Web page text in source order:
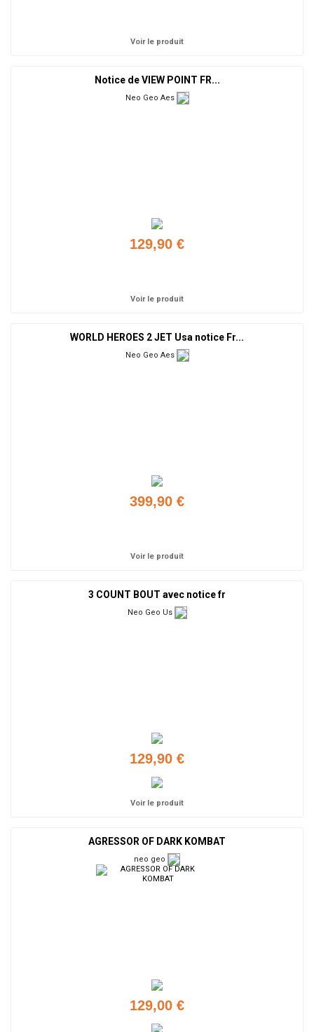
Voir le produit
Notice de VIEW POINT FR...
Neo Geo Aes
129,90 €
Voir le produit
WORLD HEROES 2 JET Usa notice Fr...
Neo Geo Aes
399,90 €
Voir le produit
3 COUNT BOUT avec notice fr
Neo Geo Us
129,90 €
Voir le produit
AGRESSOR OF DARK KOMBAT
neo geo
129,00 €